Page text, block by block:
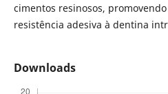
cimentos resinosos,
resistência adesiva à dentina
Downloads